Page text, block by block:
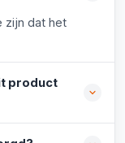
zijn dat het
product